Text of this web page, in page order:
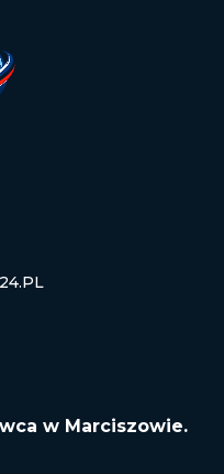
w Marciszowie.